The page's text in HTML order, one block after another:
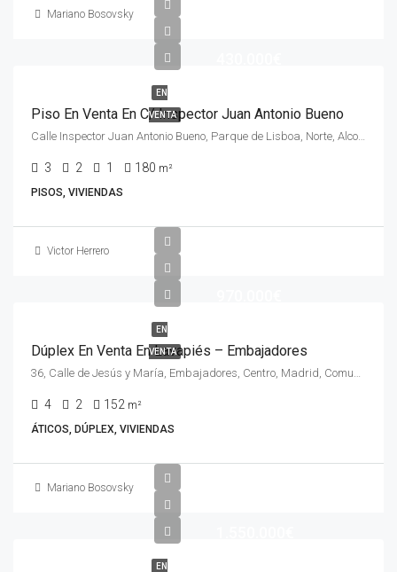
Mariano Bosovsky
EN
VENTA
Piso En Venta En C/ Inspector Juan Antonio Bueno
Calle Inspector Juan Antonio Bueno, Parque de Lisboa, Norte, Alcorcón, Comunidad de Madrid, 28924, España
3 2 1 180 m²
PISOS, VIVIENDAS
Victor Herrero
EN
VENTA
Dúplex En Venta En Lavapiés – Embajadores
36, Calle de Jesús y María, Embajadores, Centro, Madrid, Comunidad de Madrid, 28012, España
4 2 152 m²
ÁTICOS, DÚPLEX, VIVIENDAS
Mariano Bosovsky
EN